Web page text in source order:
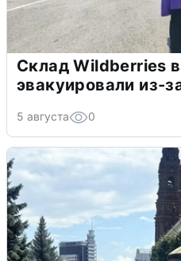
Склад Wildberries
эвакуировали из-
5 августа 0